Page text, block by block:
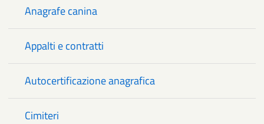
Anagrafe canina
Appalti e contratti
Autocertificazione anagrafica
Cimiteri